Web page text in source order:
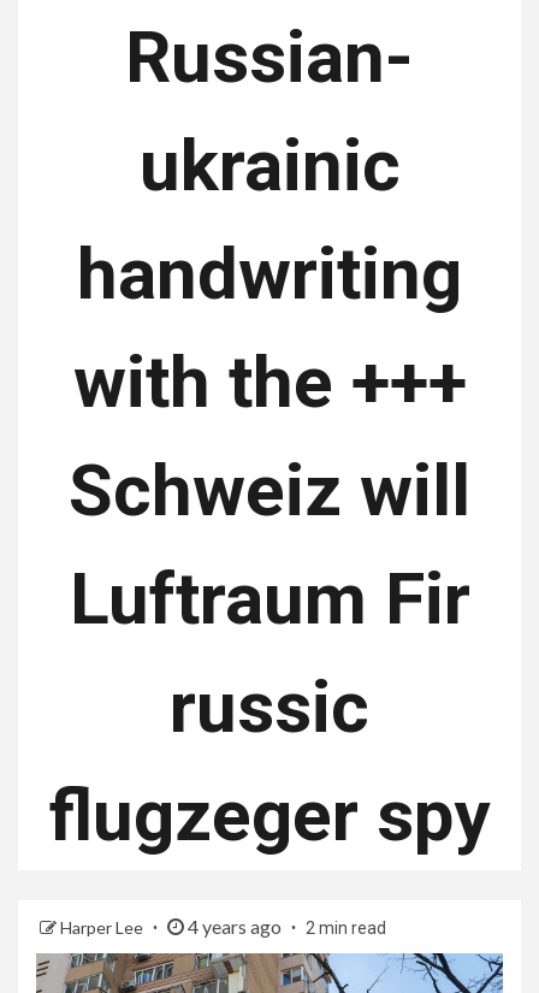
Russian-
ukrainic
handwriting
with the +++
Schweiz will
Luftraum Fir
russic
flugzeger spy
Harper Lee 4 years ago 2 min read